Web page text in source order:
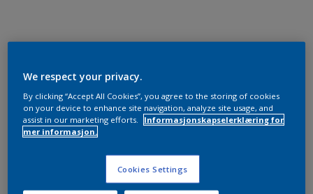
We respect your privacy.
By clicking “Accept All Cookies”, you agree to the storing of cookies
on your device to enhance site navigation, analyze site usage, and
assist in our marketing efforts.
Informasjonskapselerklæring for
mer informasjon.
Cookies Settings